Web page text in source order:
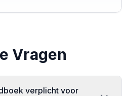
Vragen
verplicht voor